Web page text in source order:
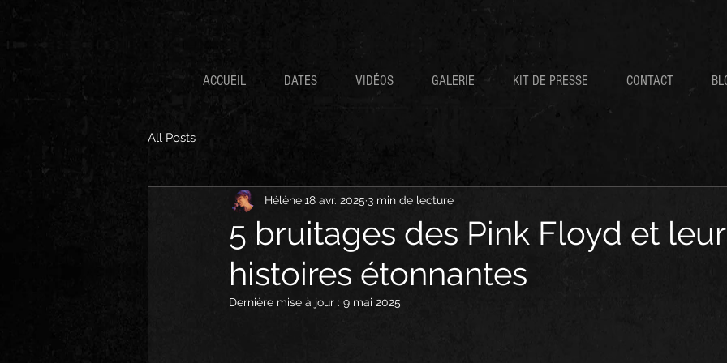
ACCUEIL DATES VIDÉOS GALERIE KIT DE PRESSE CONTACT
All Posts
5 bruitages des Pink Floyd et
histoires étonnantes
Hélène18 avr. 2025 3 min de lecture
Dernière mise à jour : 9 mai 2025